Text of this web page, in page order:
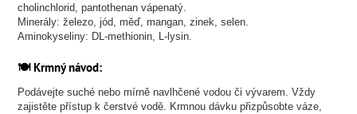
cholinchlorid, pantothenan vápenatý.
Minerály: železo, jód, měď, mangan, zinek, selen.
Aminokyseliny: DL-methionin, L-lysin.
🍽️ Krmný návod:
Podávejte suché nebo mírně navlhčené vodou či vývarem. Vždy
zajistěte přístup k čerstvé vodě. Krmnou dávku přizpůsobte váze,